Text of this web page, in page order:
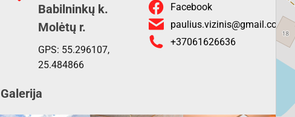
Babilninkų k.
Molėtų r.
GPS: 55.296107,
25.484866
Facebook
paulius.vizinis@gmail.com
+37061626636
Galerija